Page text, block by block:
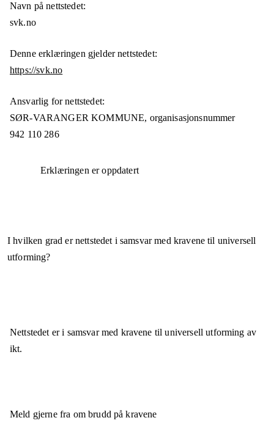
Navn på nettstedet:
svk.no
Denne erklæringen gjelder nettstedet:
https://svk.no
Ansvarlig for nettstedet:
SØR-VARANGER KOMMUNE, organisasjonsnummer
942 110 286
Erklæringen er oppdatert
I hvilken grad er nettstedet i samsvar med kravene til universell
utforming?
Nettstedet eri samsvarmed kravene til universell utforming av
ikt.
Meld gjerne fra om brudd på kravene